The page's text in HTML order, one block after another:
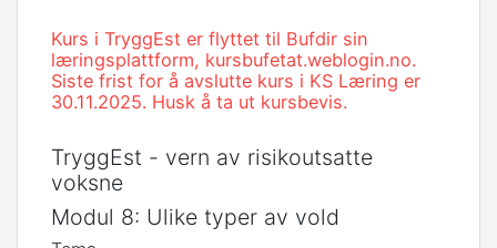
Kurs i TryggEst er flyttet til Bufdir sin
læringsplattform, kursbufetat.weblogin.no.
Siste frist for å avslutte kurs i KS Læring er
30.11.2025. Husk å ta ut kursbevis.
TryggEst - vern av risikoutsatte
voksne
Modul 8: Ulike typer av vold